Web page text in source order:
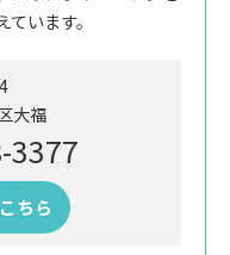
います。
大福
3377
ちら